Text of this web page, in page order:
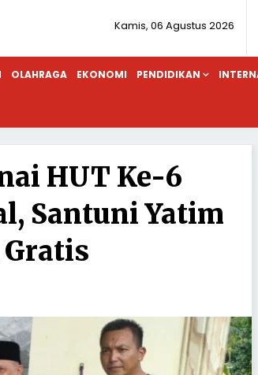
Kamis, 06 Agustus 2026
OLAHRAGA EKONOMI PENDIDIKAN
HUT Ke-6
Santuni Yatim